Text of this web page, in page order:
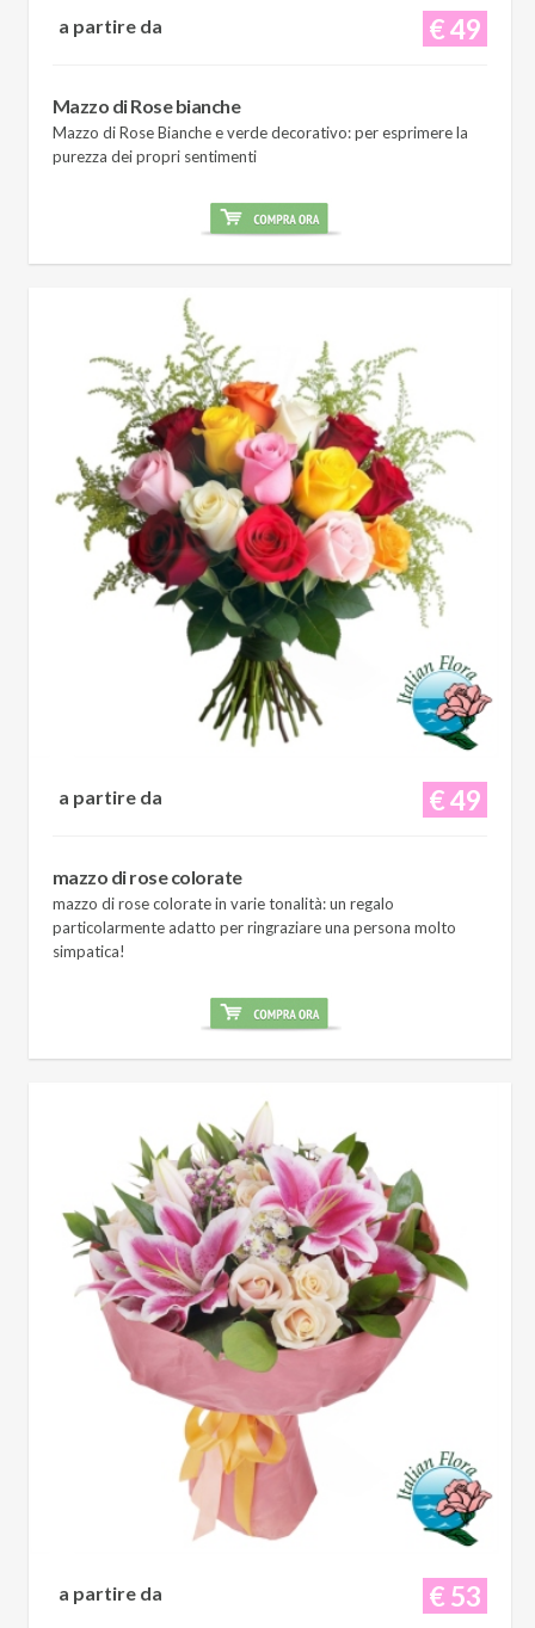
€ 49
a partire da
Mazzo di Rose bianche
Mazzo di Rose Bianche e verde decorativo: per esprimere la
purezza dei propri sentimenti
€ 49
a partire da
mazzo di rose colorate
mazzo di rose colorate in varie tonalità: un regalo
particolarmente adatto per ringraziare una persona molto
simpatica!
€ 53
a partire da